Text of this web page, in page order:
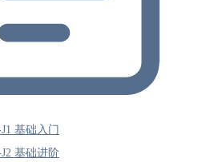
基础入门
基础进阶